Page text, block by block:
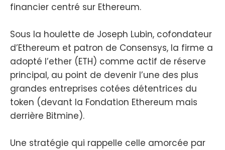
financier centré sur Ethereum.
Sous la houlette de Joseph Lubin, cofondateur
d’Ethereum et patron de Consensys, la firme a
adopté l’ether (ETH) comme actif de réserve
principal, au point de devenir l’une des plus
grandes entreprises cotées détentrices du
token (devant la Fondation Ethereum mais
derrière Bitmine).
Une stratégie qui rappelle celle amorcée par